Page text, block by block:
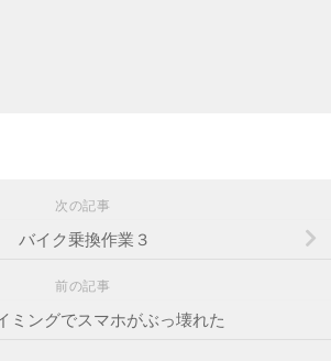
次の記事
バイク乗換作業３
前の記事
ミングでスマホがぶっ壊れた